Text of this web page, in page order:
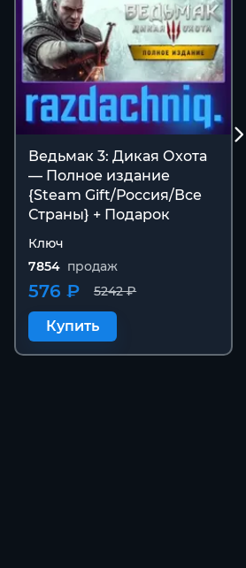
Ведьмак 3: Дикая Охота
— Полное издание
{Steam Gift/Россия/Все
Страны} + Подарок
Ключ
7854 продаж
5242 ₽
576 ₽
Купить